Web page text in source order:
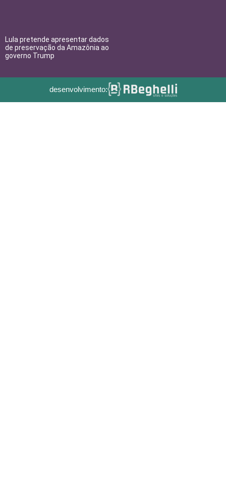
Lula pretende apresentar dados
de preservação da Amazônia ao
governo Trump
desenvolvimento: